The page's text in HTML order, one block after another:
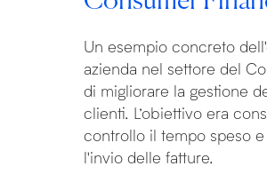
Un esempio concreto
azienda nel settore del
di migliorare la gestione
clienti. L’obiettivo era
controllo il tempo speso
l'invio delle fatture.